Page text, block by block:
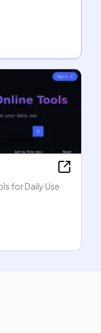
for Daily Use